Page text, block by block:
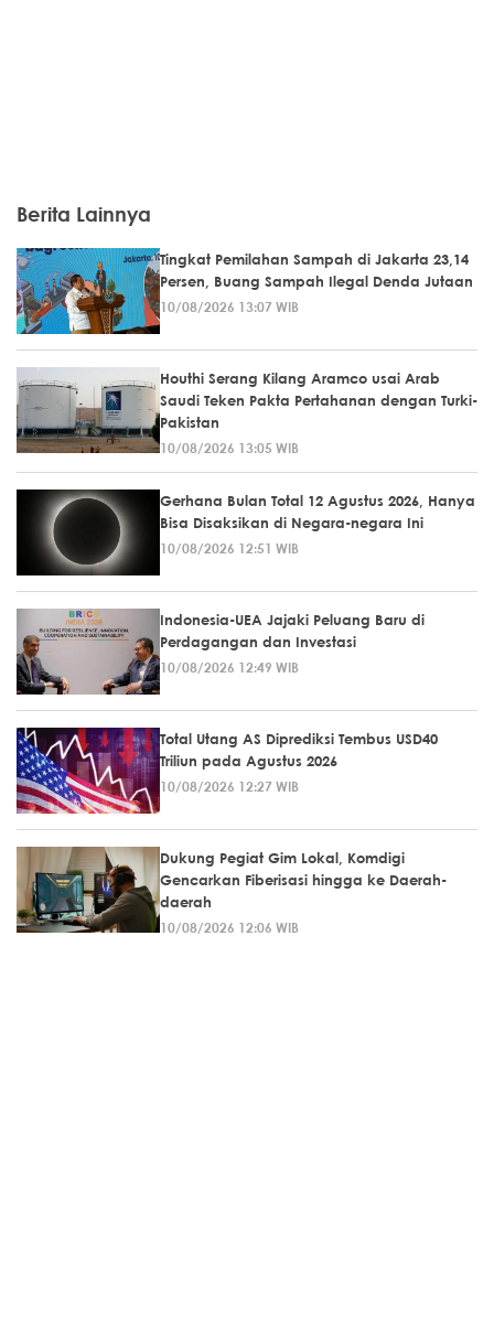
Berita Lainnya
Tingkat Pemilahan Sampah di Jakarta 23,14
Persen, Buang Sampah Ilegal Denda Jutaan
10/08/2026 13:07 WIB
Houthi Serang Kilang Aramco usai Arab
Saudi Teken Pakta Pertahanan dengan Turki-
Pakistan
10/08/2026 13:05 WIB
Gerhana Bulan Total 12 Agustus 2026, Hanya
Bisa Disaksikan di Negara-negara Ini
10/08/2026 12:51 WIB
Indonesia-UEA Jajaki Peluang Baru di
Perdagangan dan Investasi
10/08/2026 12:49 WIB
Total Utang AS Diprediksi Tembus USD40
Triliun pada Agustus 2026
10/08/2026 12:27 WIB
Dukung Pegiat Gim Lokal, Komdigi
Gencarkan Fiberisasi hingga ke Daerah-
daerah
10/08/2026 12:06 WIB